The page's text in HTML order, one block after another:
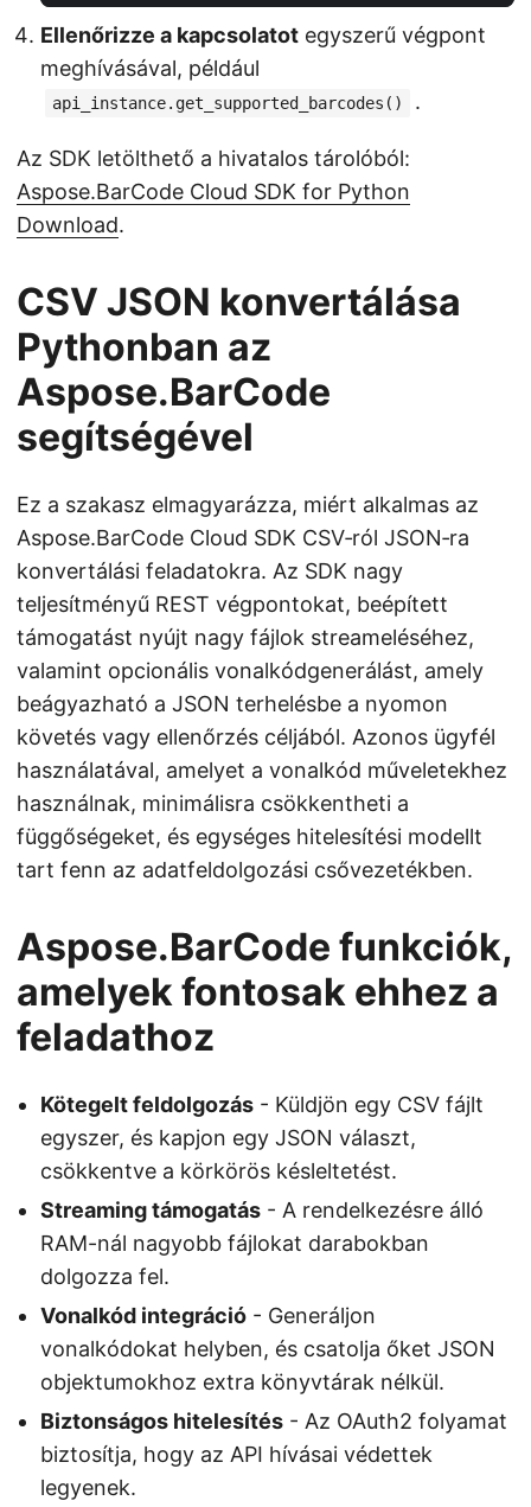
Ellenőrizze a kapcsolatot egyszerű végpont
meghívásával, például
api_instance.get_supported_barcodes() .
Az SDK letölthető a hivatalos tárolóból:
Aspose.BarCode Cloud SDK for Python
Download.
CSV JSON konvertálása
Pythonban az
Aspose.BarCode
segítségével
Ez a szakasz elmagyarázza, miért alkalmas az
Aspose.BarCode Cloud SDK CSV‑ról JSON‑ra
konvertálási feladatokra. Az SDK nagy
teljesítményű REST végpontokat, beépített
támogatást nyújt nagy fájlok streameléséhez,
valamint opcionális vonalkódgenerálást, amely
beágyazható a JSON terhelésbe a nyomon
követés vagy ellenőrzés céljából. Azonos ügyfél
használatával, amelyet a vonalkód műveletekhez
használnak, minimálisra csökkentheti a
függőségeket, és egységes hitelesítési modellt
tart fenn az adatfeldolgozási csővezetékben.
Aspose.BarCode funkciók,
amelyek fontosak ehhez a
feladathoz
Kötegelt feldolgozás - Küldjön egy CSV fájlt
egyszer, és kapjon egy JSON választ,
csökkentve a körkörös késleltetést.
Streaming támogatás - A rendelkezésre álló
RAM-nál nagyobb fájlokat darabokban
dolgozza fel.
Vonalkód integráció - Generáljon
vonalkódokat helyben, és csatolja őket JSON
objektumokhoz extra könyvtárak nélkül.
Biztonságos hitelesítés - Az OAuth2 folyamat
biztosítja, hogy az API hívásai védettek
legyenek.